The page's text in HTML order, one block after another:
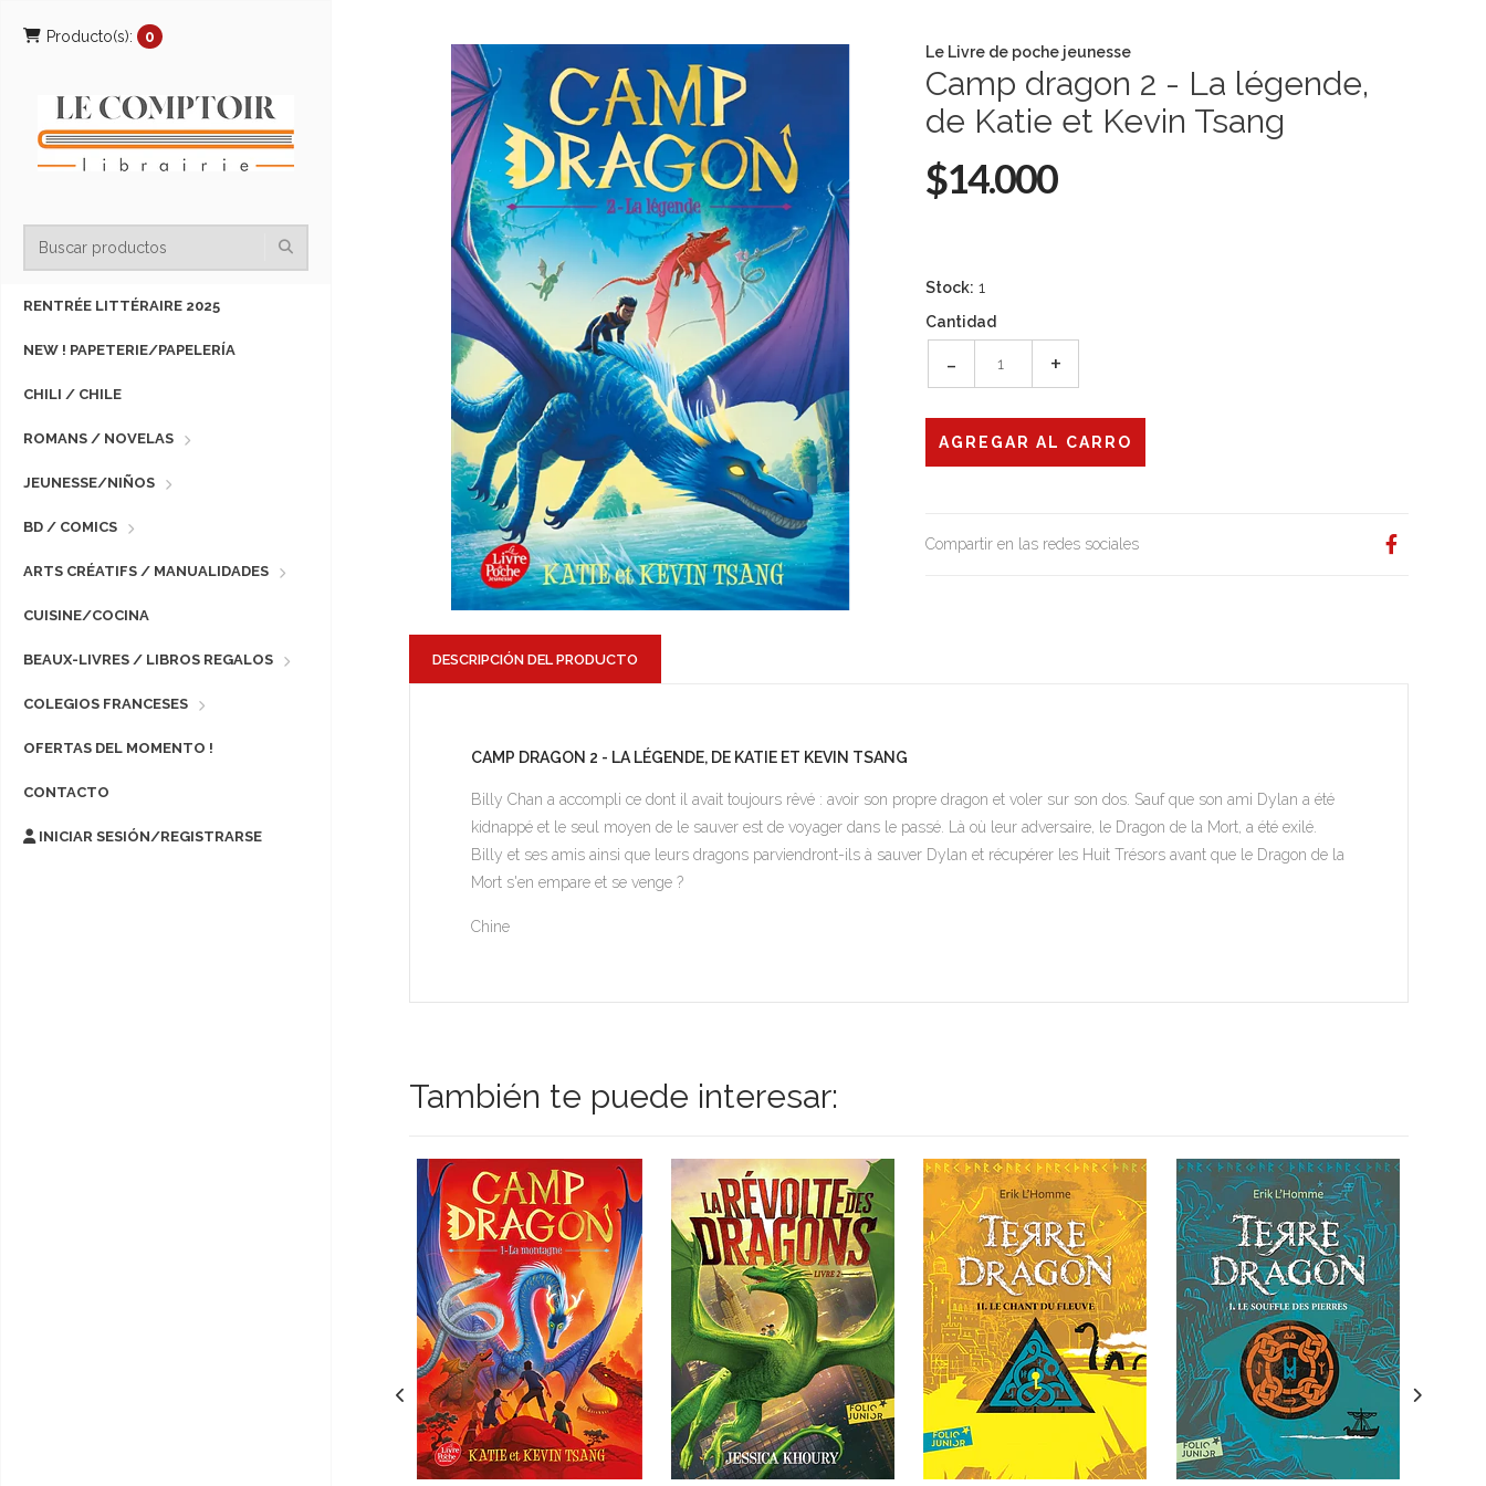
Producto(s): 0
RENTRÉE LITTÉRAIRE 2025
NEW ! PAPETERIE/PAPELERÍA
CHILI / CHILE
ROMANS / NOVELAS
JEUNESSE/NIÑOS
BD / COMICS
ARTS CRÉATIFS / MANUALIDADES
CUISINE/COCINA
BEAUX-LIVRES / LIBROS REGALOS
COLEGIOS FRANCESES
OFERTAS DEL MOMENTO !
CONTACTO
INICIAR SESIÓN/REGISTRARSE
Le Livre de poche jeunesse
Camp dragon 2 - La légende,
de Katie et Kevin Tsang
$14.000
Stock: 1
Cantidad
- +
Compartir en las redes sociales
DESCRIPCIÓN DEL PRODUCTO
CAMP DRAGON 2 - LA LÉGENDE, DE KATIE ET KEVIN TSANG
Billy Chan a accompli ce dont il avait toujours rêvé : avoir son propre dragon et voler sur son dos. Sauf que son ami Dylan a été
kidnappé et le seul moyen de le sauver est de voyager dans le passé. Là où leur adversaire, le Dragon de la Mort, a été exilé.
Billy et ses amis ainsi que leurs dragons parviendront-ils à sauver Dylan et récupérer les Huit Trésors avant que le Dragon de la
Mort s'en empare et se venge ?
Chine
También te puede interesar: